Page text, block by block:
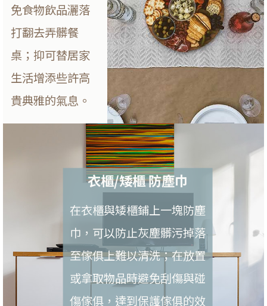
免食物飲品灑落
打翻去弄髒餐
桌；抑可替居家
生活增添些許高
貴典雅的氣息。
衣櫃/矮櫃 防塵巾
在衣櫃與矮櫃鋪上一塊防塵
巾，可以防止灰塵髒污掉落
至傢俱上難以清洗；在放置
或拿取物品時避免刮傷與碰
傷傢俱，達到保護傢俱的效